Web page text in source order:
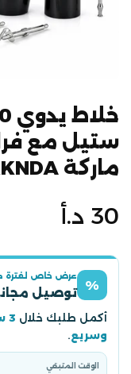
ستيل مع
ماركة BRKNDA
السعر
الأصلي
30 د.أ
%
عرض خاص لفترة
توصيل
أكمل طلبك خلال 3 ساعات
وسريع.
الوقت المتبقي